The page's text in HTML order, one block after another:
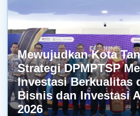
Mewujudkan Kota
Strategi DPMPTSP
Investasi Berkualitas
Bisnis dan Investasi
2026